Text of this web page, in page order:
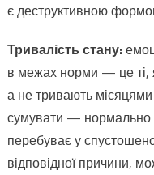
є деструктивною
Тривалість стану:
в межах норми — це ті,
а не тривають
сумувати — нормально
перебуває у
відповідної причини,